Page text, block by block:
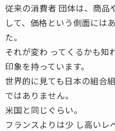
従来の消費者 団体は、商品
して、価格という側面には
た。
それが変わ ってくるかも知
印象を持っています。
世界的に見ても日本の組合
ではありません。
米国と同じぐらい。
フランスよりは少 し高いレ